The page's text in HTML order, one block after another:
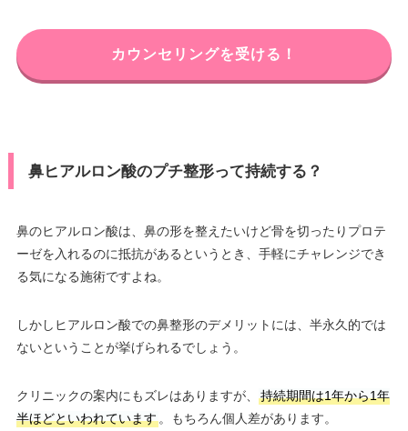
カウンセリングを受ける！
鼻ヒアルロン酸のプチ整形って持続する？
鼻のヒアルロン酸は、鼻の形を整えたいけど骨を切ったりプロテ
ーゼを入れるのに抵抗があるというとき、手軽にチャレンジでき
る気になる施術ですよね。
しかしヒアルロン酸での鼻整形のデメリットには、半永久的では
ないということが挙げられるでしょう。
クリニックの案内にもズレはありますが、
持続期間は1年から1年
半ほどといわれています。もちろん個人差があります。